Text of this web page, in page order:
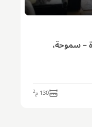
– سموحة،
130م2